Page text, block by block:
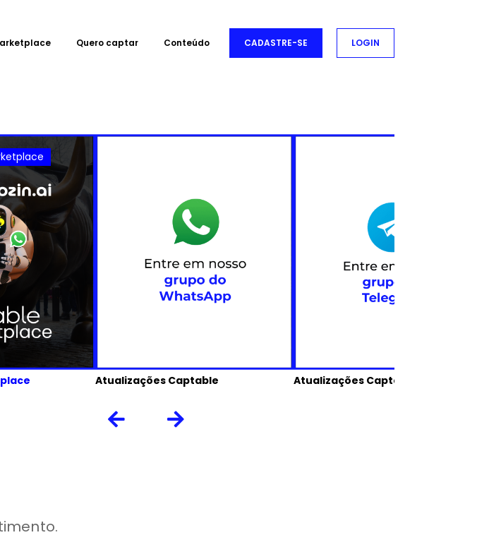
Quero captar Conteúdo CADASTRE-SE LOGIN
Atualizações Captable Atualizações Captable